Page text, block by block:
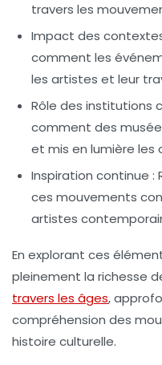
travers les
Impact des
comment les
les artistes et leur
Rôle des institutions
comment des
et mis en lumière
Inspiration continue :
ces mouvements
artistes
En explorant ces
pleinement la richesse
travers les âges,
compréhension des
histoire culturelle.